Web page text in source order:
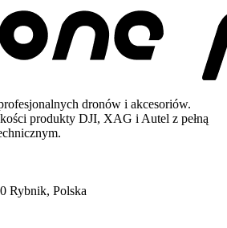
dronów i akcesoriów.
produkty DJI, XAG i Autel z pełną
Rybnik, Polska